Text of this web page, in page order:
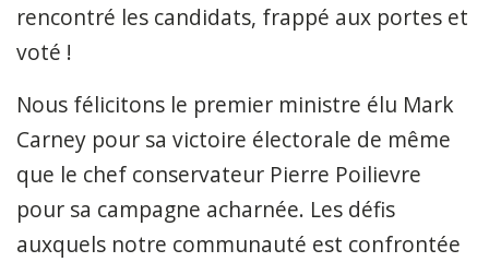
rencontré les candidats, frappé aux portes et
voté !
Nous félicitons le premier ministre élu Mark
Carney pour sa victoire électorale de même
que le chef conservateur Pierre Poilievre
pour sa campagne acharnée. Les défis
auxquels notre communauté est confrontée